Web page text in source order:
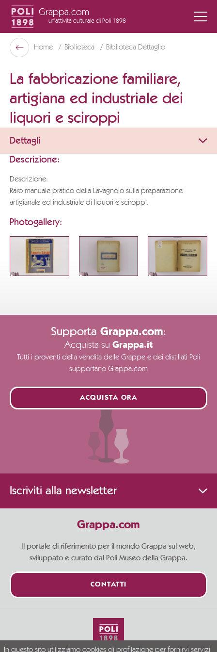
Grappa.com
un'attività culturale di Poli 1898
Poli Museo Della Grappa
Indietro
Home Biblioteca Biblioteca Dettaglio
La fabbricazione familiare,
artigiana ed industriale dei
liquori e sciroppi
Dettagli
Descrizione:
Descrizione:
Raro manuale pratico della Lavagnolo sulla preparazione
artigianale ed industriale di liquori e sciroppi.
Photogallery:
Supporta Grappa.com:
Acquista su Grappa.it
Tutti i proventi della vendita delle Grappe e dei distillati Poli
supportano Grappa.com
ACQUISTA ORA
Iscriviti alla newsletter
Grappa.com
Il portale di riferimento per il mondo Grappa sul web,
sviluppato e curato dal Poli Museo della Grappa.
CONTATTI
In questo sito utilizziamo cookies di profilazione per fornirvi servizi